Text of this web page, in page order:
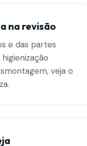
na revisão
e das partes
veja o